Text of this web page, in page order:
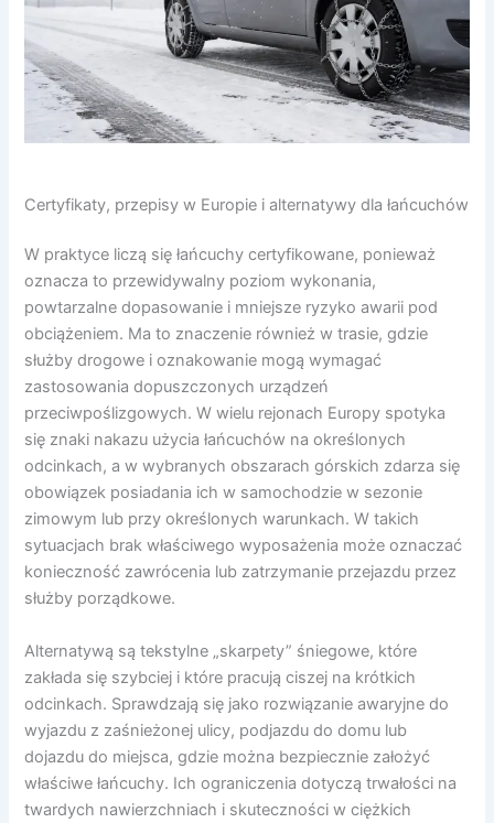
Certyfikaty, przepisy w Europie i alternatywy dla łańcuchów
W praktyce liczą się łańcuchy certyfikowane, ponieważ
oznacza to przewidywalny poziom wykonania,
powtarzalne dopasowanie i mniejsze ryzyko awarii pod
obciążeniem. Ma to znaczenie również w trasie, gdzie
służby drogowe i oznakowanie mogą wymagać
zastosowania dopuszczonych urządzeń
przeciwpoślizgowych. W wielu rejonach Europy spotyka
się znaki nakazu użycia łańcuchów na określonych
odcinkach, a w wybranych obszarach górskich zdarza się
obowiązek posiadania ich w samochodzie w sezonie
zimowym lub przy określonych warunkach. W takich
sytuacjach brak właściwego wyposażenia może oznaczać
konieczność zawrócenia lub zatrzymanie przejazdu przez
służby porządkowe.
Alternatywą są tekstylne „skarpety” śniegowe, które
zakłada się szybciej i które pracują ciszej na krótkich
odcinkach. Sprawdzają się jako rozwiązanie awaryjne do
wyjazdu z zaśnieżonej ulicy, podjazdu do domu lub
dojazdu do miejsca, gdzie można bezpiecznie założyć
właściwe łańcuchy. Ich ograniczenia dotyczą trwałości na
twardych nawierzchniach i skuteczności w ciężkich